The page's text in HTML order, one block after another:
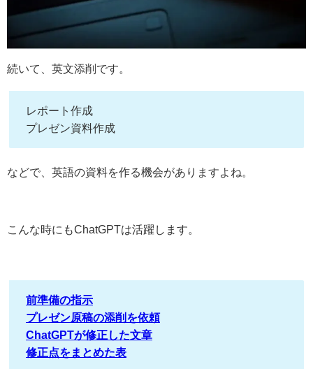
続いて、英文添削です。
レポート作成
プレゼン資料作成
などで、英語の資料を作る機会がありますよね。
こんな時にもChatGPTは活躍します。
前準備の指示
プレゼン原稿の添削を依頼
ChatGPTが修正した文章
修正点をまとめた表